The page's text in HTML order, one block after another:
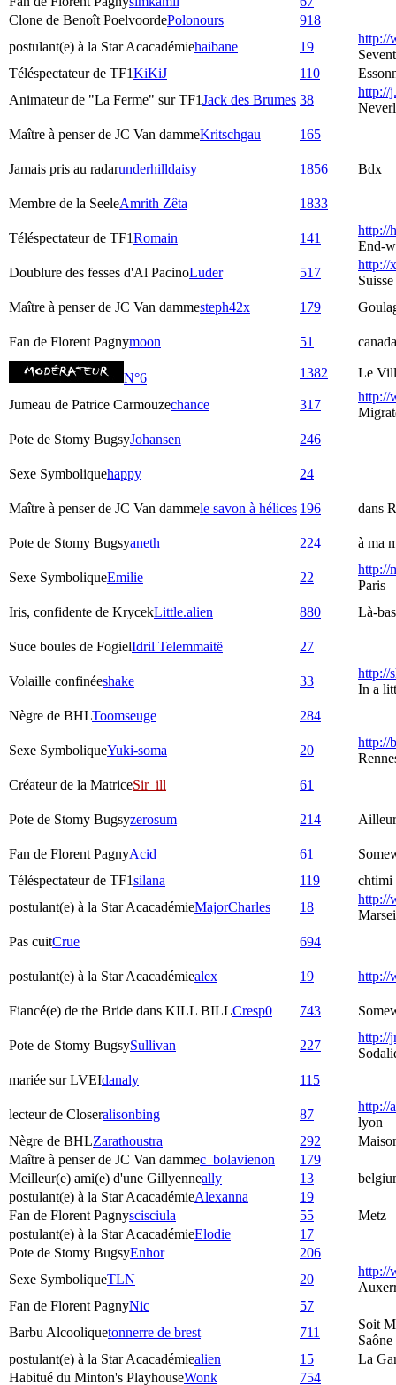
Clone de Benoît PoelvoordePolonours
918
postulant(e) à la Star Acacadémiehaibane 19
http://
Téléspectateur de TF1KiKiJ 110
Animateur de "La Ferme" sur TF1Jack des Brumes 38
http://
Maître à penser de JC Van dammeKritschgau 165
Jamais pris au radarunderhilldaisy 1856 Bdx
Membre de la SeeleAmrith Zêta 1833
Téléspectateur de TF1Romain 141
http://
End-
Doublure des fesses d'Al PacinoLuder 517
http://
Suisse
Maître à penser de JC Van dammesteph42x 179
Fan de Florent Pagnymoon 51 canada
N°6 1382 Le
Jumeau de Patrice Carmouzechance 317
http://
Pote de Stomy BugsyJohansen 246
Sexe Symboliquehappy 24
Maître à penser de JC Van dammele savon à hélices 196 dans
Pote de Stomy Bugsyaneth 224 à ma
Sexe SymboliqueEmilie 22
http://
Paris
Iris, confidente de KrycekLittle.alien 880 Là-
Suce boules de FogielIdril Telemmaitë 27
Volaille confinéeshake 33
http://
In a
Nègre de BHLToomseuge 284
Sexe SymboliqueYuki-soma 20
http://
Créateur de la MatriceSir_ill 61
Pote de Stomy Bugsyzerosum 214
Fan de Florent PagnyAcid 61
Téléspectateur de TF1silana 119
chtimi
postulant(e) à la Star AcacadémieMajorCharles 18
http://
Pas cuitCrue 694
postulant(e) à la Star Acacadémiealex 19 http://
Fiancé(e) de the Bride dans KILL BILLCresp0 743
Pote de Stomy BugsySullivan 227
http://
mariée sur LVEIdanaly 115
lecteur de Closeralisonbing 87
http://
lyon
Nègre de BHLZarathoustra 292
Maître à penser de JC Van dammec_bolavienon
179
Meilleur(e) ami(e) d'une Gillyenneally 13
postulant(e) à la Star AcacadémieAlexanna
19
Fan de Florent Pagnyscisciula 55
Metz
postulant(e) à la Star AcacadémieElodie
17
Pote de Stomy BugsyEnhor
206
Sexe SymboliqueTLN 20
http://
Fan de Florent PagnyNic
57
Barbu Alcooliquetonnerre de brest 711
Soit
Saône
postulant(e) à la Star Acacadémiealien 15
La
Habitué du Minton's PlayhouseWonk 754